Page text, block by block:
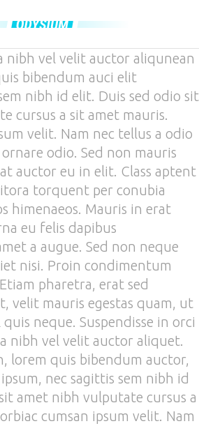
nibh vel velit auctor aliqunean
bibendum auci elit
nibh id elit. Duis sed odio sit
cursus a sit amet mauris.
velit. Nam nec tellus a odio
odio. Sed non mauris
auctor eu in elit. Class aptent
torquent per conubia
himenaeos. Mauris in erat
eu felis dapibus
a augue. Sed non neque
nisi. Proin condimentum
pharetra, erat sed
velit mauris egestas quam, ut
neque. Suspendisse in orci
nibh vel velit auctor aliquet.
lorem quis bibendum auctor,
nec sagittis sem nibh id
amet nibh vulputate cursus a
cumsan ipsum velit. Nam